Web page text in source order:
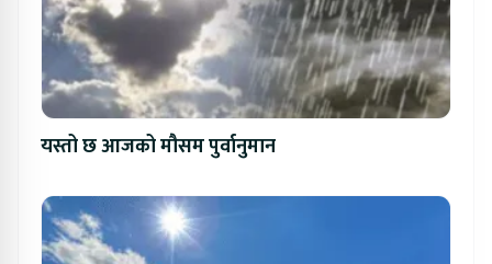
यस्तो छ आजको मौसम पुर्वानुमान